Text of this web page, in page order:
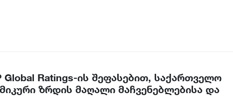
Global Ratings-ის შეფასებით, საქართველო
ზრდის მაღალი მაჩვენებლებისა და